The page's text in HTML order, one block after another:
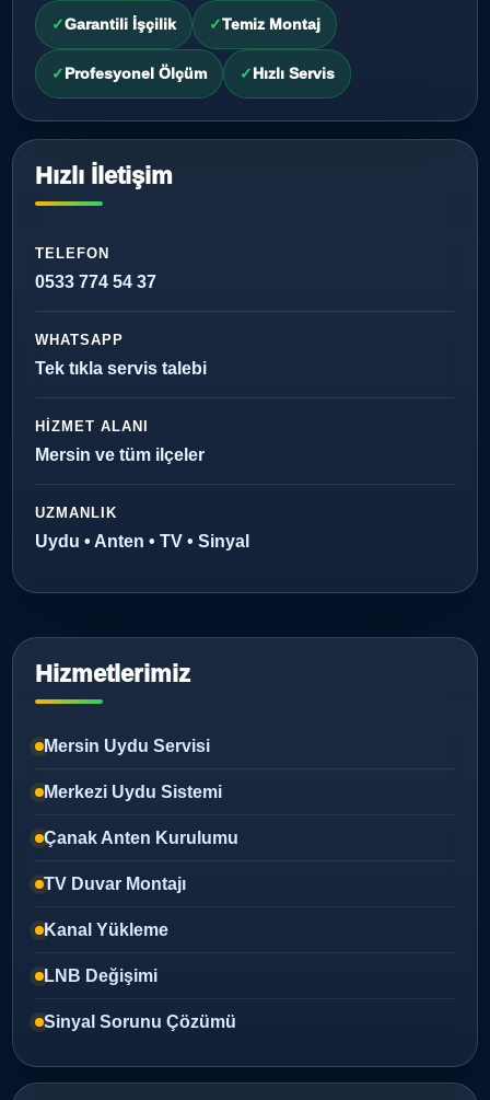
Garantili İşçilik Temiz Montaj
Profesyonel Ölçüm Hızlı Servis
Hızlı İletişim
TELEFON
0533 774 54 37
WHATSAPP
Tek tıkla servis talebi
HIZMET ALANI
Mersin ve tüm ilçeler
UZMANLIK
Uydu • Anten • TV • Sinyal
Hizmetlerimiz
Mersin Uydu Servisi
Merkezi Uydu Sistemi
Çanak Anten Kurulumu
TV Duvar Montajı
Kanal Yükleme
LNB Değişimi
Sinyal Sorunu Çözümü